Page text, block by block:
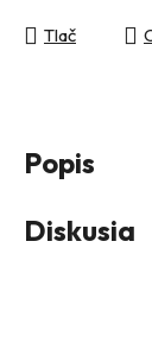
Tlač
Popis
Diskusia